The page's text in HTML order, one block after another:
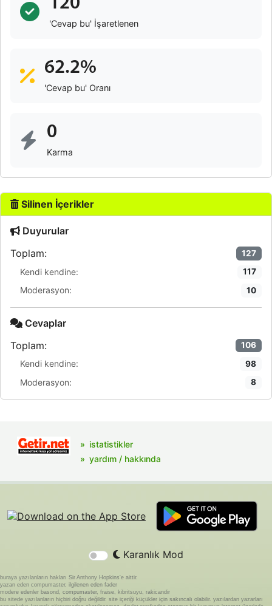
'Cevap bu' İşaretlenen
62.2%
'Cevap bu' Oranı
0
Karma
Silinen İçerikler
Duyurular
Toplam:
127
Kendi kendine: 117
Moderasyon: 10
Cevaplar
Toplam:
106
Kendi kendine: 98
Moderasyon: 8
istatistikler
yardım / hakkında
Karanlık Mod
buraya yazılanların hakları Sir Anthony Hopkins'e aittir.
yazan eden compumaster, ilgilenen eden fader
modere edenler basond, compumaster, fraise, kibritsuyu, rakicandir
bu sitede yazılanların hiçbiri doğru değildir. site içeriği küçükler için sakıncalı olabilir. yazılardan yazarları